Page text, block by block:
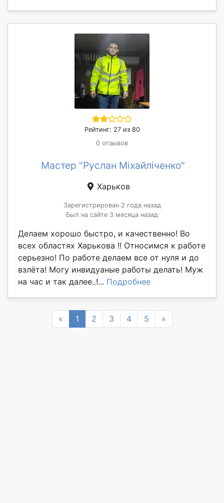
Рейтинг: 27 из 80
0 отзывов
Мастер "Руслан Міхайліченко"
Харьков
Зарегистрирован 2 года назад
Был на сайте 3 месяца назад
Делаем хорошо быстро, и качественно! Во
всех областях Харькова !! Относимся к работе
серьезно! По работе делаем все от нуля и до
взлёта! Могу инвидуаные работы делать! Муж
на час и так далее..!... Подробнее
« Previous
1 2 3 4 5 »Next